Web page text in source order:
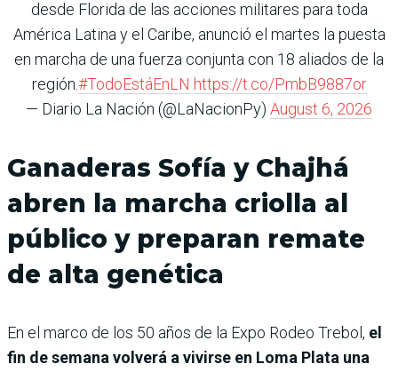
desde Florida de las acciones militares para toda
América Latina y el Caribe, anunció el martes la puesta
en marcha de una fuerza conjunta con 18 aliados de la
región.#TodoEstáEnLN https://t.co/PmbB9887or
— Diario La Nación (@LaNacionPy) August 6, 2026
Ganaderas Sofía y Chajhá
abren la marcha criolla al
público y preparan remate
de alta genética
En el marco de los 50 años de la Expo Rodeo Trebol, el
fin de semana volverá a vivirse en Loma Plata una